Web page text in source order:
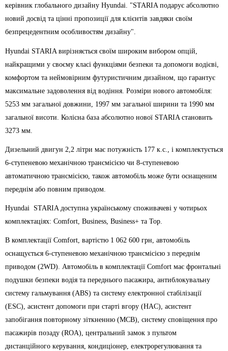
керівник глобального дизайну Hyundai. "STARIA подарує абсолютно
новий досвід та цінні пропозиції для клієнтів завдяки своїм
безпрецедентним особливостям дизайну".
Hyundai STARIA вирізняється своїм широким вибором опцій,
найкращими у своєму класі функціями безпеки та допомоги водієві,
комфортом та неймовірним футуристичним дизайном, що гарантує
максимальне задоволення від водіння. Розміри нового автомобіля:
5253 мм загальної довжини, 1997 мм загальної ширини та 1990 мм
загальної висоти. Колісна база абсолютно нової STARIA становить
3273 мм.
Дизельний двигун 2,2 літри має потужність 177 к.с., і комплектується
6-ступеневою механічною трансмісією чи 8-ступеневою
автоматичною трансмісією, також автомобіль може бути оснащеним
переднім або повним приводом.
Hyundai STARIA доступна українському споживачеві у чотирьох
комплектаціях: Comfort, Business, Business+ та Top.
В комплектації Comfort, вартістю 1 062 600 грн, автомобіль
оснащується 6-ступеневою механічною трансмісією з переднім
приводом (2WD). Автомобіль в комплектації Comfort має фронтальні
подушки безпеки водія та переднього пасажира, антиблокувальну
систему гальмування (ABS) та систему електронної стабілізації
(ESC), асистент допомоги при старті вгору (HAC), асистент
запобігання повторному зіткненню (MCB), систему сповіщення про
пасажирів позаду (ROA), центральний замок з пультом
дистанційного керування, кондиціонер, електрорегулювання та